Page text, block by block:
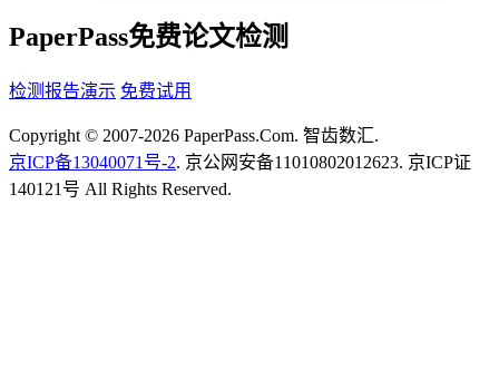
PaperPass免费论文检测
检测报告演示 免费试用
Copyright © 2007-2026 PaperPass.Com. 智齿数汇.
京ICP备13040071号-2. 京公网安备11010802012623. 京ICP证
140121号 All Rights Reserved.